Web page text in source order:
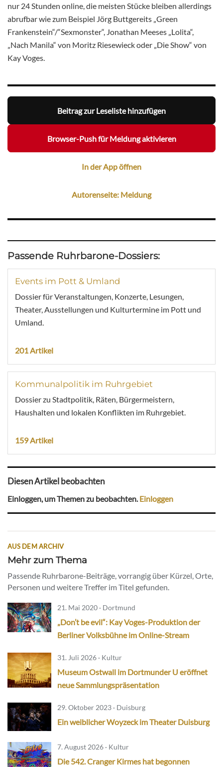
nur 24 Stunden online, die meisten Stücke bleiben allerdings
abrufbar wie zum Beispiel Jörg Buttgereits „Green
Frankenstein“/“Sexmonster“, Jonathan Meeses „Lolita“,
„Nach Manila“ von Moritz Riesewieck oder „Die Show“ von
Kay Voges.
Beitrag zur Leseliste hinzufügen
Browser-Push für Meldung aktivieren
In der App öffnen
Autorenseite: Meldung
Passende Ruhrbarone-Dossiers:
Events im Pott & Umland
Dossier für Veranstaltungen, Konzerte, Lesungen,
Theater, Ausstellungen und Kulturtermine im Pott und
Umland.
201 Artikel
Kommunalpolitik im Ruhrgebiet
Dossier zu Stadtpolitik, Räten, Bürgermeistern,
Haushalten und lokalen Konflikten im Ruhrgebiet.
159 Artikel
Diesen Artikel beobachten
Einloggen, um Themen zu beobachten.Einloggen
AUS DEM ARCHIV
Mehr zum Thema
Passende Ruhrbarone-Beiträge, vorrangig über Kürzel, Orte,
Personen und weitere Treffer im Titel gefunden.
21. Mai 2020 · Dortmund
„Don’t be evil“: Kay Voges-Produktion der
Berliner Volksbühne im Online-Stream
31. Juli 2026 · Kultur
Museum Ostwall im Dortmunder U eröffnet
neue Sammlungspräsentation
29. Oktober 2023 · Duisburg
Ein weiblicher Woyzeck im Theater Duisburg
7. August 2026 · Kultur
Die 542. Cranger Kirmes hat begonnen